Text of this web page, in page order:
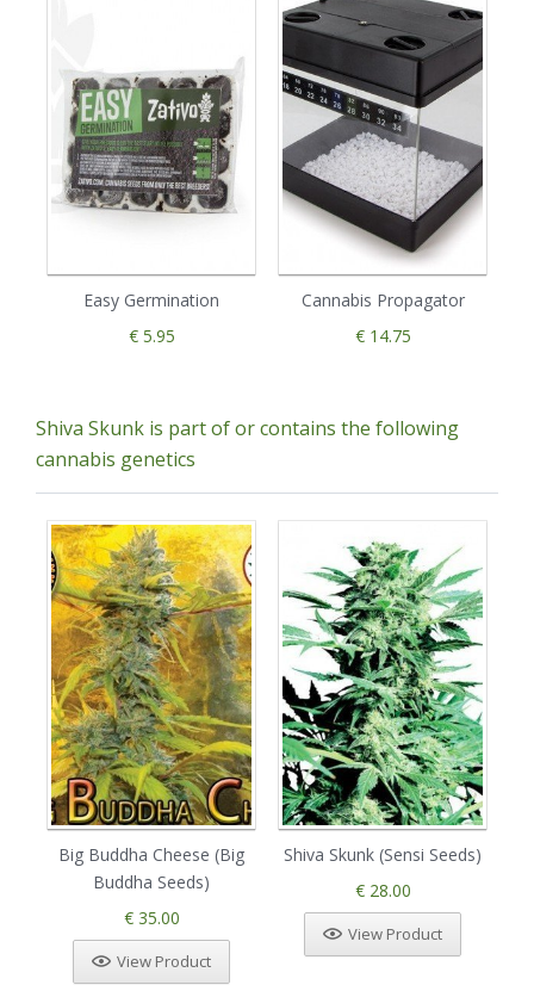
Easy Germination
€ 5.95
Cannabis Propagator
€ 14.75
Shiva Skunk is part of or contains the following
cannabis genetics
Big Buddha Cheese (Big
Buddha Seeds)
€ 35.00
View Product
Shiva Skunk (Sensi Seeds)
€ 28.00
View Product